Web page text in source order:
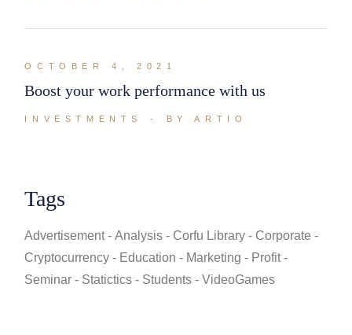
OCTOBER 4, 2021
Boost your work performance with us
INVESTMENTS BY ARTIO
Tags
Advertisement Analysis Corfu Library
Corporate
Cryptocurrency
Education Marketing
Profit
Seminar
Statictics Students VideoGames